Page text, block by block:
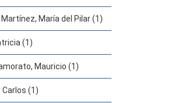
María del Pilar (1)
(1)
Mauricio (1)
Carlos (1)